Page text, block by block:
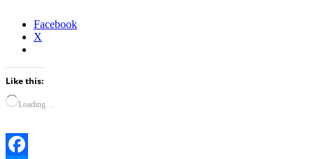
Facebook
X
Like this:
Loading…